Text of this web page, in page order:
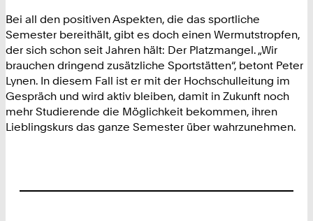
Bei all den positiven Aspekten, die das sportliche
Semester bereithält, gibt es doch einen Wermutstropfen,
der sich schon seit Jahren hält: Der Platzmangel. „Wir
brauchen dringend zusätzliche Sportstätten“, betont Peter
Lynen. In diesem Fall ist er mit der Hochschulleitung im
Gespräch und wird aktiv bleiben, damit in Zukunft noch
mehr Studierende die Möglichkeit bekommen, ihren
Lieblingskurs das ganze Semester über wahrzunehmen.